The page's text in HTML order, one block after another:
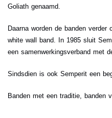
Goliath genaamd.
Daarna worden de banden
white wall band. In 1985 sluit
een samenwerkingsverband met
Sindsdien is ook Semperit een
Banden met een traditie, banden